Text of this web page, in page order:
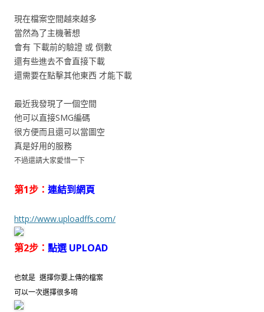
現在檔案空間越來越多
當然為了主機著想
會有 下載前的驗證 或 倒數
還有些進去不會直接下載
還需要在點擊其他東西 才能下載
最近我發現了一個空間
他可以直接SMG編碼
很方便而且還可以當圖空
真是好用的服務
不過還請大家愛惜一下
第1步： 連結到網頁
http://www.uploadffs.com/
第2步： 點選 UPLOAD
也就是 選擇你要上傳的檔案
可以一次選擇很多唷